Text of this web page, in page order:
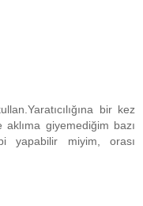
bir kez
giyemediğim bazı
yapabilir miyim, orası